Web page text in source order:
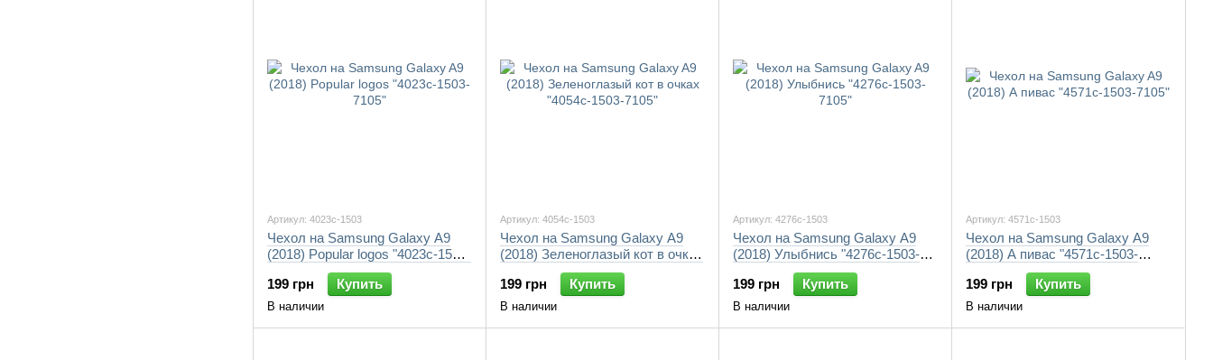
Артикул: 4023c-1503
Чехол на Samsung Galaxy A9
(2018) Popular logos "4023c-1503-
199 грн
Купить
В наличии
Артикул: 4054c-1503
Чехол на Samsung Galaxy A9
(2018) Зеленоглазый кот в очках
"4054c-1503-7105"
199 грн
Купить
В наличии
Артикул: 4276c-1503
Чехол на Samsung Galaxy A9
(2018) Улыбнись "4276c-1503-
199 грн
Купить
В наличии
Артикул: 4571c-1503
Чехол на Samsung Galaxy A9
(2018) А пивас "4571c-1503-
199 грн
Купить
В наличии